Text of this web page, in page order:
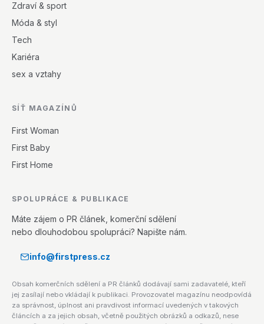
Zdraví & sport
Móda & styl
Tech
Kariéra
sex a vztahy
SÍŤ MAGAZÍNŮ
First Woman
First Baby
First Home
SPOLUPRÁCE & PUBLIKACE
Máte zájem o PR článek, komerční sdělení
nebo dlouhodobou spolupráci? Napište nám.
info@firstpress.cz
Obsah komerčních sdělení a PR článků dodávají sami zadavatelé, kteří
jej zasílají nebo vkládají k publikaci. Provozovatel magazínu neodpovídá
za správnost, úplnost ani pravdivost informací uvedených v takových
článcích a za jejich obsah, včetně použitých obrázků a odkazů, nese